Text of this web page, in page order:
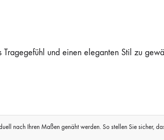
und einen eleganten Stil zu
nach Ihren Maßen genäht werden. So stellen Sie sicher,